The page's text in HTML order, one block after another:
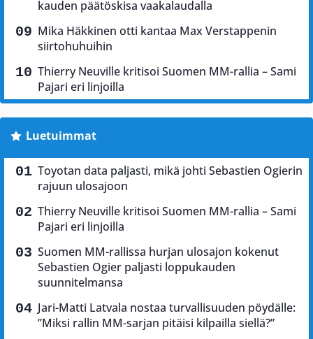
kauden päätöskisa vaakalaudalla
Mika Häkkinen otti kantaa Max Verstappenin
siirtohuhuihin
Thierry Neuville kritisoi Suomen MM-rallia – Sami
Pajari eri linjoilla
Luetuimmat
Toyotan data paljasti, mikä johti Sebastien Ogierin
rajuun ulosajoon
Thierry Neuville kritisoi Suomen MM-rallia – Sami
Pajari eri linjoilla
Suomen MM-rallissa hurjan ulosajon kokenut
Sebastien Ogier paljasti loppukauden
suunnitelmansa
Jari-Matti Latvala nostaa turvallisuuden pöydälle:
”Miksi rallin MM-sarjan pitäisi kilpailla siellä?”